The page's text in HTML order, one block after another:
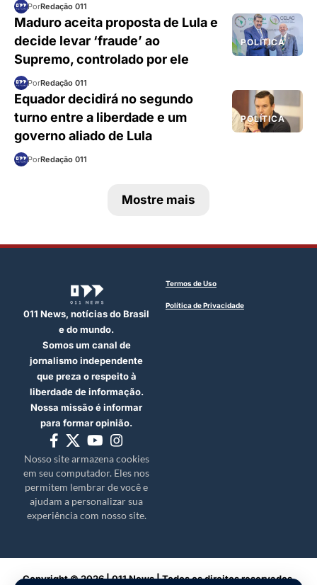
PorRedação 011
POLÍTICA
Maduro aceita proposta de Lula e
decide levar ‘fraude’ ao
Supremo, controlado por ele
PorRedação 011
POLÍTICA
Equador decidirá no segundo
turno entre a liberdade e um
governo aliado de Lula
PorRedação 011
Mostre mais
011 News, notícias do Brasil
e do mundo.
Somos um canal de
jornalismo independente
que preza o respeito à
liberdade de informação.
Nossa missão é informar
para formar opinião.
Nosso site armazena cookies
em seu computador. Eles nos
permitem lembrar de você e
ajudam a personalizar sua
experiência com nosso site.
Termos de Uso
Política de Privacidade
Copyright © 2026 | 011 News | Todos os direitos reservados.